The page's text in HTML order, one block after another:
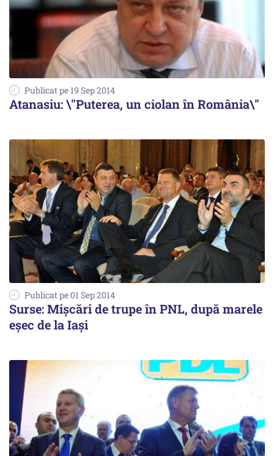
Publicat pe 19 Sep 2014
Atanasiu: \"Puterea, un ciolan în România\"
Publicat pe 01 Sep 2014
Surse: Mișcări de trupe în PNL, după marele
eșec de la Iași